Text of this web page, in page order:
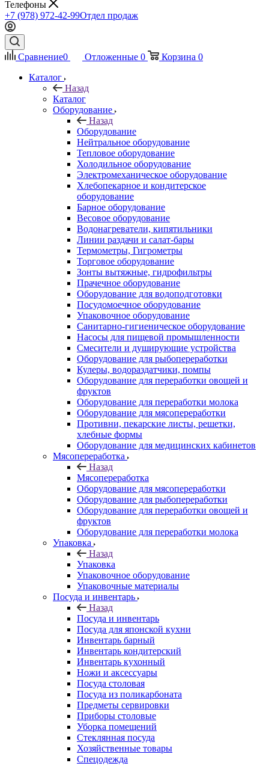
Телефоны
+7 (978) 972-42-99Отдел продаж
Сравнение0 Отложенные 0 Корзина 0
Каталог
Назад
Каталог
Оборудование
Назад
Оборудование
Нейтральное оборудование
Тепловое оборудование
Холодильное оборудование
Электромеханическое оборудование
Хлебопекарное и кондитерское
оборудование
Барное оборудование
Весовое оборудование
Водонагреватели, кипятильники
Линии раздачи и салат-бары
Термометры, Гигрометры
Торговое оборудование
Зонты вытяжные, гидрофильтры
Прачечное оборудование
Оборудование для водоподготовки
Посудомоечное оборудование
Упаковочное оборудование
Санитарно-гигиеническое оборудование
Насосы для пищевой промышленности
Смесители и душирующие устройства
Оборудование для рыбопереработки
Кулеры, водораздатчики, помпы
Оборудование для переработки овощей и
фруктов
Оборудование для переработки молока
Оборудование для мясопереработки
Противни, пекарские листы, решетки,
хлебные формы
Оборудование для медицинских кабинетов
Мясопереработка
Назад
Мясопереработка
Оборудование для мясопереработки
Оборудование для рыбопереработки
Оборудование для переработки овощей и
фруктов
Оборудование для переработки молока
Упаковка
Назад
Упаковка
Упаковочное оборудование
Упаковочные материалы
Посуда и инвентарь
Назад
Посуда и инвентарь
Посуда для японской кухни
Инвентарь барный
Инвентарь кондитерский
Инвентарь кухонный
Ножи и аксессуары
Посуда столовая
Посуда из поликарбоната
Предметы сервировки
Приборы столовые
Уборка помещений
Стеклянная посуда
Хозяйственные товары
Спецодежда